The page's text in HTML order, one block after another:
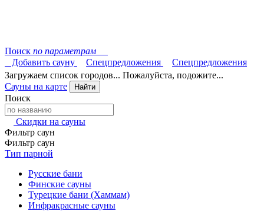
Поиск по параметрам
Добавить сауну
Спецпредложения
Спецпредложения
Загружаем список городов... Пожалуйста, подожите...
Сауны на карте
Найти
Поиск
Скидки на сауны
Фильтр саун
Фильтр саун
Тип парной
Русские бани
Финские сауны
Турецкие бани (Хаммам)
Инфракрасные сауны